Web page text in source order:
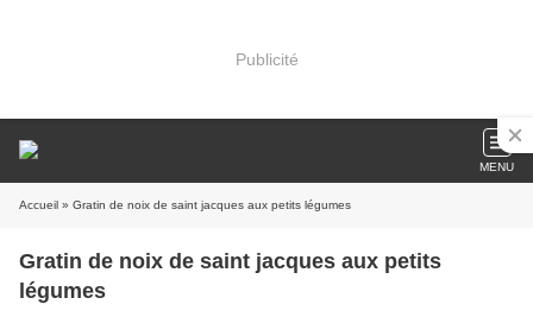
Publicité
MENU
Accueil » Gratin de noix de saint jacques aux petits légumes
Gratin de noix de saint jacques aux petits
légumes